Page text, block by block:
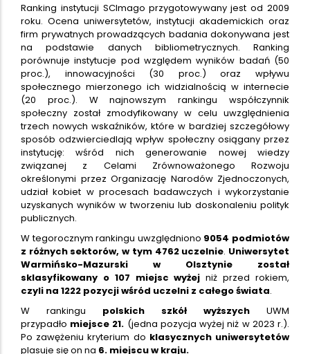
Ranking instytucji SCImago przygotowywany jest od 2009
roku. Ocena uniwersytetów, instytucji akademickich oraz
firm prywatnych prowadzących badania dokonywana jest
na podstawie danych bibliometrycznych. Ranking
porównuje instytucje pod względem wyników badań (50
proc.), innowacyjności (30 proc.) oraz wpływu
społecznego mierzonego ich widzialnością w internecie
(20 proc.). W najnowszym rankingu współczynnik
społeczny został zmodyfikowany w celu uwzględnienia
trzech nowych wskaźników, które w bardziej szczegółowy
sposób odzwierciedlają wpływ społeczny osiągany przez
instytucję: wśród nich generowanie nowej wiedzy
związanej z Celami Zrównoważonego Rozwoju
określonymi przez Organizację Narodów Zjednoczonych,
udział kobiet w procesach badawczych i wykorzystanie
uzyskanych wyników w tworzeniu lub doskonaleniu polityk
publicznych.
W tegorocznym rankingu uwzględniono 9054 podmiotów
z różnych sektorów, w tym 4762 uczelnie. Uniwersytet
Warmińsko-Mazurski w Olsztynie został
sklasyfikowany o 107 miejsc wyżej niż przed rokiem,
czyli na 1222 pozycji wśród uczelni z całego świata.
W rankingu polskich szkół wyższych UWM
przypadło miejsce 21. (jedna pozycja wyżej niż w 2023 r.).
Po zawężeniu kryterium do klasycznych uniwersytetów
plasuje się on na 6. miejscu w kraju.